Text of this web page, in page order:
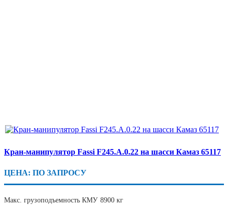
Кран-манипулятор Fassi F245.A.0.22 на шасси Камаз 65117
ЦЕНА: ПО ЗАПРОСУ
Макс. грузоподъемность КМУ 8900 кг